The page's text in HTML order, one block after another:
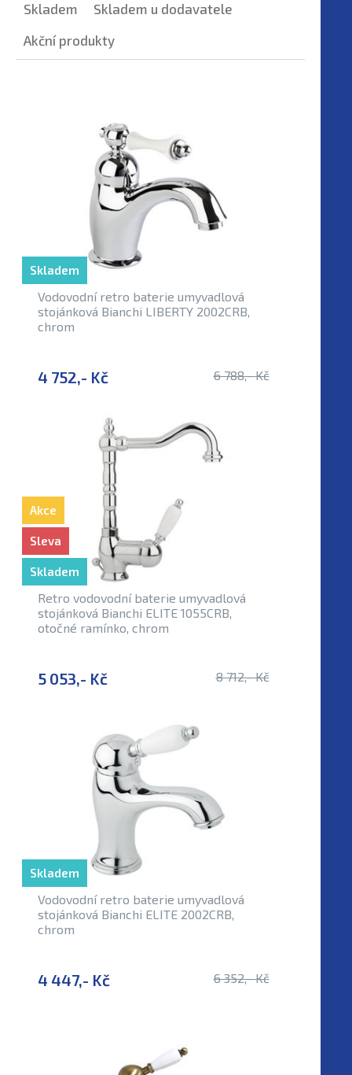
Skladem
Skladem u dodavatele
Akční produkty
Vodovodní retro baterie umyvadlová
stojánková Bianchi LIBERTY 2002CRB,
chrom
4 752,- Kč 6 788,- Kč
Skladem
Retro vodovodní baterie umyvadlová
stojánková Bianchi ELITE 1055CRB,
otočné ramínko, chrom
5 053,- Kč 8 712,- Kč
Akce
Sleva
Skladem
Vodovodní retro baterie umyvadlová
stojánková Bianchi ELITE 2002CRB,
chrom
4 447,- Kč 6 352,- Kč
Skladem